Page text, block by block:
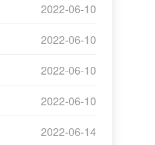
2022-06-10
2022-06-10
2022-06-10
2022-06-10
2022-06-14